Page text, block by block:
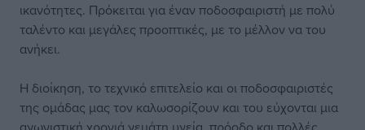
ικανότητες. Πρόκειται για έναν ποδοσφαιριστή με πολύ
ταλέντο και μεγάλες προοπτικές, με το μέλλον να του
ανήκει.
Η διοίκηση, το τεχνικό επιτελείο και οι ποδοσφαιριστές
της ομάδας μας τον καλωσορίζουν και του εύχονται μια